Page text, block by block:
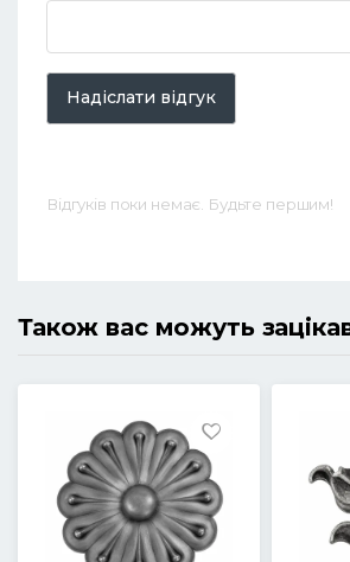
Надіслати відгук
Відгуків поки немає. Будьте першим!
Також вас можуть